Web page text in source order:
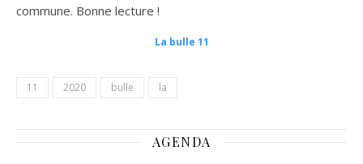
commune. Bonne lecture !
La bulle 11
11 2020 bulle la
AGENDA